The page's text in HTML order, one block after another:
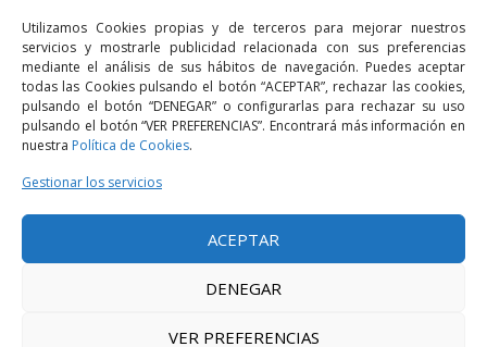
Utilizamos Cookies propias y de terceros para mejorar nuestros
servicios y mostrarle publicidad relacionada con sus preferencias
mediante el análisis de sus hábitos de navegación. Puedes aceptar
todas las Cookies pulsando el botón “ACEPTAR”, rechazar las cookies,
pulsando el botón “DENEGAR” o configurarlas para rechazar su uso
pulsando el botón “VER PREFERENCIAS”. Encontrará más información en
nuestra Política de Cookies.
Gestionar los servicios
ACEPTAR
DENEGAR
VER PREFERENCIAS
bcn@bellavistalegal.eu
GRANOLLERS
C/ Sant Jaume, 16 1r, 08401 Granollers (Bcn)
+34 93 860 39 60
grn@bellavistalegal.eu
MADRID
C/ Serrano 114, 2º izq. 28006 Madrid.
+34 91 431 98 21 | +34 91 431 98 95
mad@bellavistalegal.eu